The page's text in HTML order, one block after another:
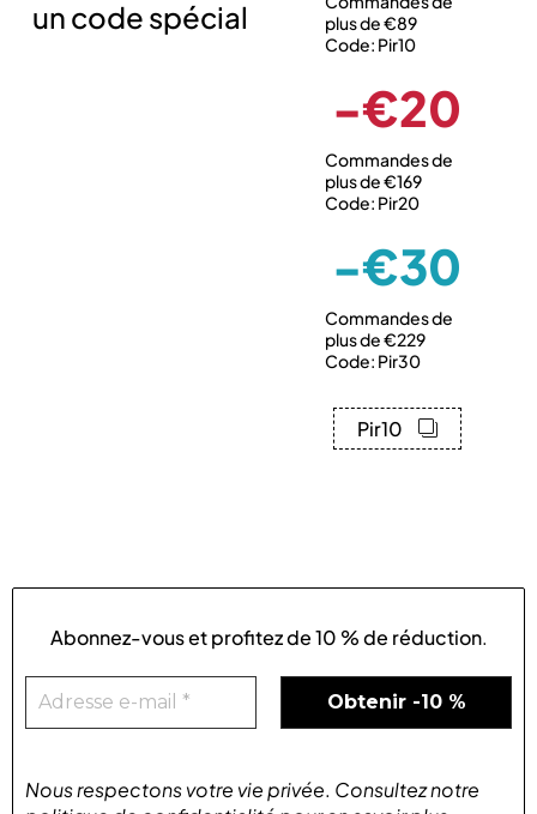
un code spécial
plus de €89
Code: Pir10
-€20
Commandes de
plus de €169
Code: Pir20
-€30
Commandes de
plus de €229
Code: Pir30
Pir10
Abonnez-vous et profitez de10 % de réduction.
Nous respectons votre vie privée. Consultez notre